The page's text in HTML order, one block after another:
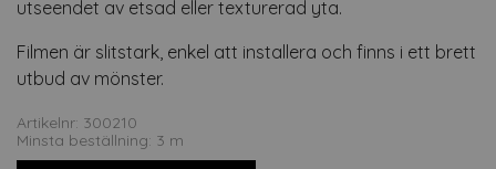
utseendet av etsad eller texturerad yta.
Filmen är slitstark, enkel att installera och finns i ett brett
utbud av mönster.
Artikelnr: 300210
Minsta beställning: 3 m